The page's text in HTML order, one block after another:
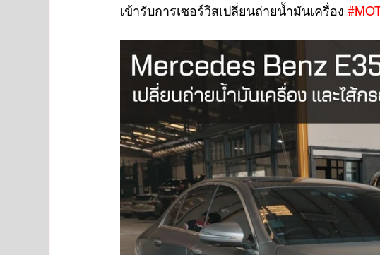
FORD JAGUAR RANGE ROVER
Aston Martin
เข้ารับการเซอร์วิสเปลี่ยนถ่ายน้ำมันเครื่อง